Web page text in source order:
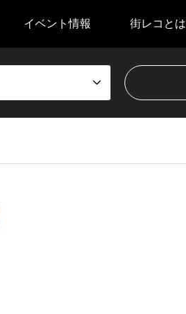
イベント情報 街レコとは